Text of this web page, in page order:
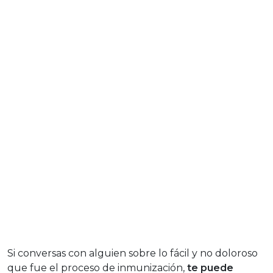
Si conversas con alguien sobre lo fácil y no doloroso
que fue el proceso de inmunización, te puede